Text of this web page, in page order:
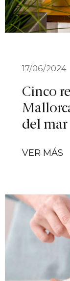
17/06/2024
Cinco
del mar
VER MÁS